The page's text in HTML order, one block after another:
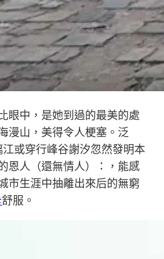
眼中，是她到過的最美的處
漫山，美得令人梗塞。泛
江或穿行峰谷謝汐忽然發明本
恩人（還無情人）：，能感
市生涯中抽離出來后的無窮
舒服。